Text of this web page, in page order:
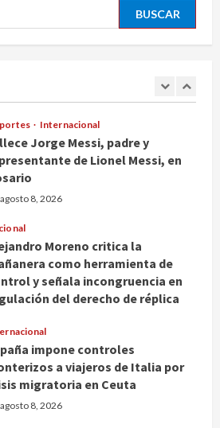
lanza padrón de instaladores
Internacional
Jorge Messi, padre y
de Lionel Messi, en
agosto 8, 2026
Moreno critica la
como herramienta de
y señala incongruencia en
del derecho de réplica
impone controles
a viajeros de Italia por
migratoria en Ceuta
agosto 8, 2026